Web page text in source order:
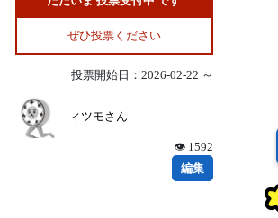
ぜひ投票ください
投票開始日：2026-02-22 ～
ィツモさん
👁 1592
編集